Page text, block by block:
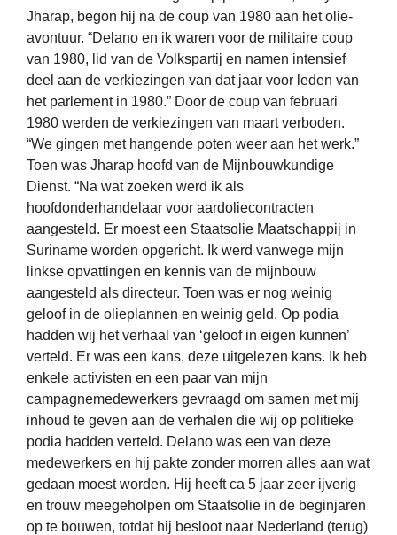
Jharap, begon hij na de coup van 1980 aan het olie-
avontuur. “Delano en ik waren voor de militaire coup
van 1980, lid van de Volkspartij en namen intensief
deel aan de verkiezingen van dat jaar voor leden van
het parlement in 1980.” Door de coup van februari
1980 werden de verkiezingen van maart verboden.
“We gingen met hangende poten weer aan het werk.”
Toen was Jharap hoofd van de Mijnbouwkundige
Dienst. “Na wat zoeken werd ik als
hoofdonderhandelaar voor aardoliecontracten
aangesteld. Er moest een Staatsolie Maatschappij in
Suriname worden opgericht. Ik werd vanwege mijn
linkse opvattingen en kennis van de mijnbouw
aangesteld als directeur. Toen was er nog weinig
geloof in de olieplannen en weinig geld. Op podia
hadden wij het verhaal van ‘geloof in eigen kunnen’
verteld. Er was een kans, deze uitgelezen kans. Ik heb
enkele activisten en een paar van mijn
campagnemedewerkers gevraagd om samen met mij
inhoud te geven aan de verhalen die wij op politieke
podia hadden verteld. Delano was een van deze
medewerkers en hij pakte zonder morren alles aan wat
gedaan moest worden. Hij heeft ca 5 jaar zeer ijverig
en trouw meegeholpen om Staatsolie in de beginjaren
op te bouwen, totdat hij besloot naar Nederland (terug)